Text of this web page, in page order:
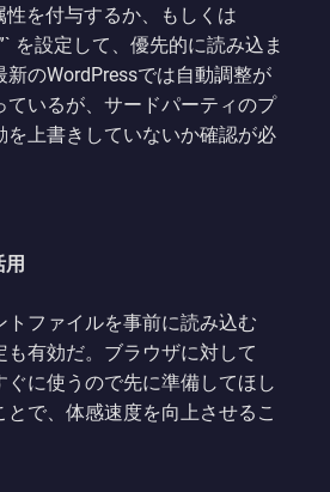
性を付与するか、もしくは
を設定して、優先的に読み込ま
のWordPressでは自動調整が
ているが、サードパーティのプ
を上書きしていないか確認が必
トファイルを事前に読み込む
も有効だ。ブラウザに対して
ぐに使うので先に準備してほし
とで、体感速度を向上させるこ